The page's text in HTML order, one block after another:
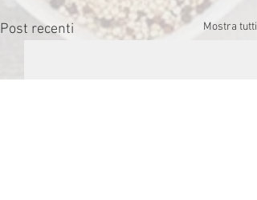
Post recenti Mostra tutti